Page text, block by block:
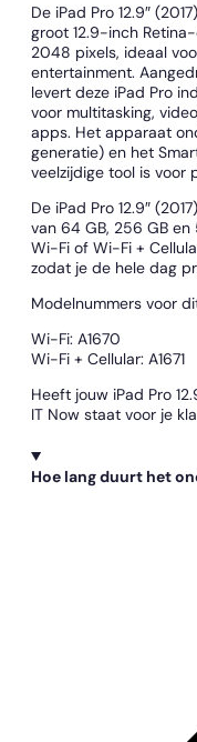
De iPad Pro 12.9″
groot 12.9-inch
2048 pixels, ideaal
entertainment.
levert deze iPad Pro
voor multitasking,
apps. Het apparaat
generatie) en het
veelzijdige tool is voor
De iPad Pro 12.9″
van 64 GB, 256 GB
Wi-Fi of Wi-Fi +
zodat je de hele dag
Modelnummers voor
Wi-Fi: A1670
Wi-Fi + Cellular: A1671
Heeft jouw iPad Pro
IT Now staat voor je
Hoe lang duurt het